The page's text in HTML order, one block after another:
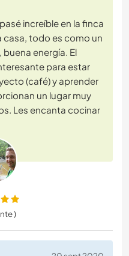
increíble en la finca
casa, todo es como un
energía. El
para estar
(café) y aprender
un lugar muy
Les encanta cocinar
)